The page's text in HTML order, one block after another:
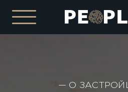
— О